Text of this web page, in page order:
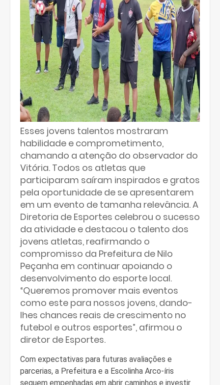
Esses jovens talentos mostraram
habilidade e comprometimento,
chamando a atenção do observador do
Vitória. Todos os atletas que
participaram saíram inspirados e gratos
pela oportunidade de se apresentarem
em um evento de tamanha relevância. A
Diretoria de Esportes celebrou o sucesso
da atividade e destacou o talento dos
jovens atletas, reafirmando o
compromisso da Prefeitura de Nilo
Peçanha em continuar apoiando o
desenvolvimento do esporte local.
“Queremos promover mais eventos
como este para nossos jovens, dando-
lhes chances reais de crescimento no
futebol e outros esportes”, afirmou o
diretor de Esportes.
Com expectativas para futuras avaliações e
parcerias, a Prefeitura e a Escolinha Arco-íris
seguem empenhadas em abrir caminhos e investir